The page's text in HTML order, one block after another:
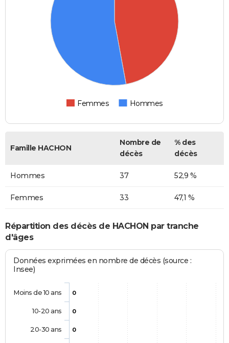
Femmes Hommes
Famille HACHON
Nombre de
décès
% des
décès
Hommes 37 52,9 %
Femmes 33 47,1 %
Répartition des décès de HACHON par tranche
d'âges
Données exprimées en nombre de décès (source :
Insee)
0
0
0
Moins de 10 ans
10-20 ans
20-30 ans